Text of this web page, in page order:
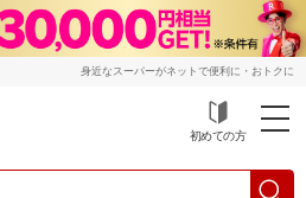
身近なスーパーがネットで便利に・おトクに
初めての方